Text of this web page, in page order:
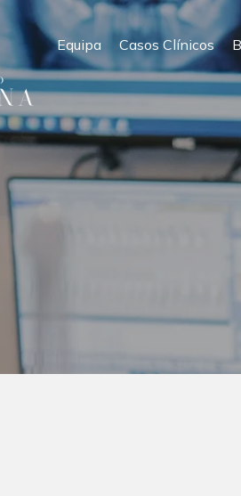
Equipa Casos Clínicos